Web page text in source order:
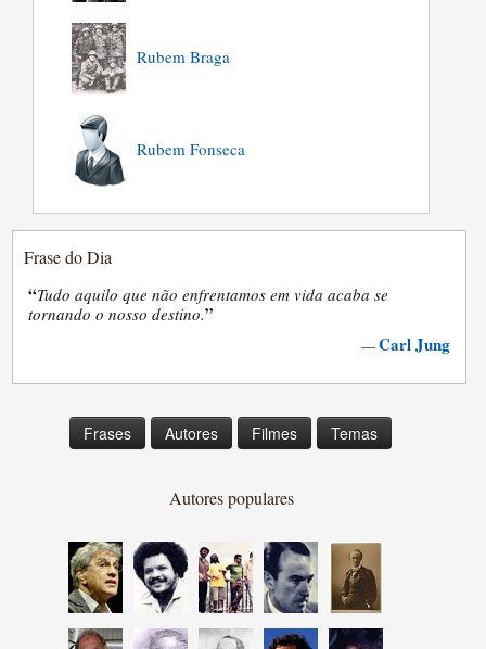
Rubem Braga
Rubem Fonseca
Frase do Dia
“Tudo aquilo que não enfrentamos em vida acaba se
tornando o nosso destino.”
—Carl Jung
Frases Autores Filmes Temas
Autores populares